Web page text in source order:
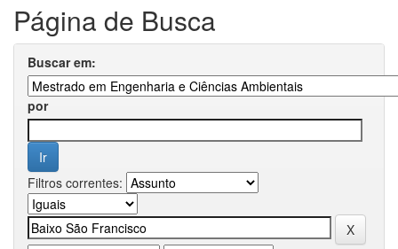
Página de Busca
Buscar em:
por
Filtros correntes: